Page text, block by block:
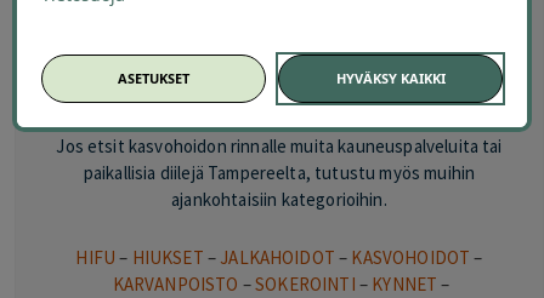
Kasvohoitojen lisäksi Offerillasta voi löytyä Tampereella
jalkahoitoja, ripsihoitoja, kulmien muotoiluja, kynsihoitoja,
sokerointeja ja muita hemmotteluhoitoja.
Jos etsit kasvohoidon rinnalle muita kauneuspalveluita tai
paikallisia diilejä Tampereelta, tutustu myös muihin
ajankohtaisiin kategorioihin.
HIFU – HIUKSET – JALKAHOIDOT – KASVOHOIDOT –
KARVANPOISTO –SOKEROINTI – KYNNET –
ASETUKSET HYVÄKSY KAIKKI